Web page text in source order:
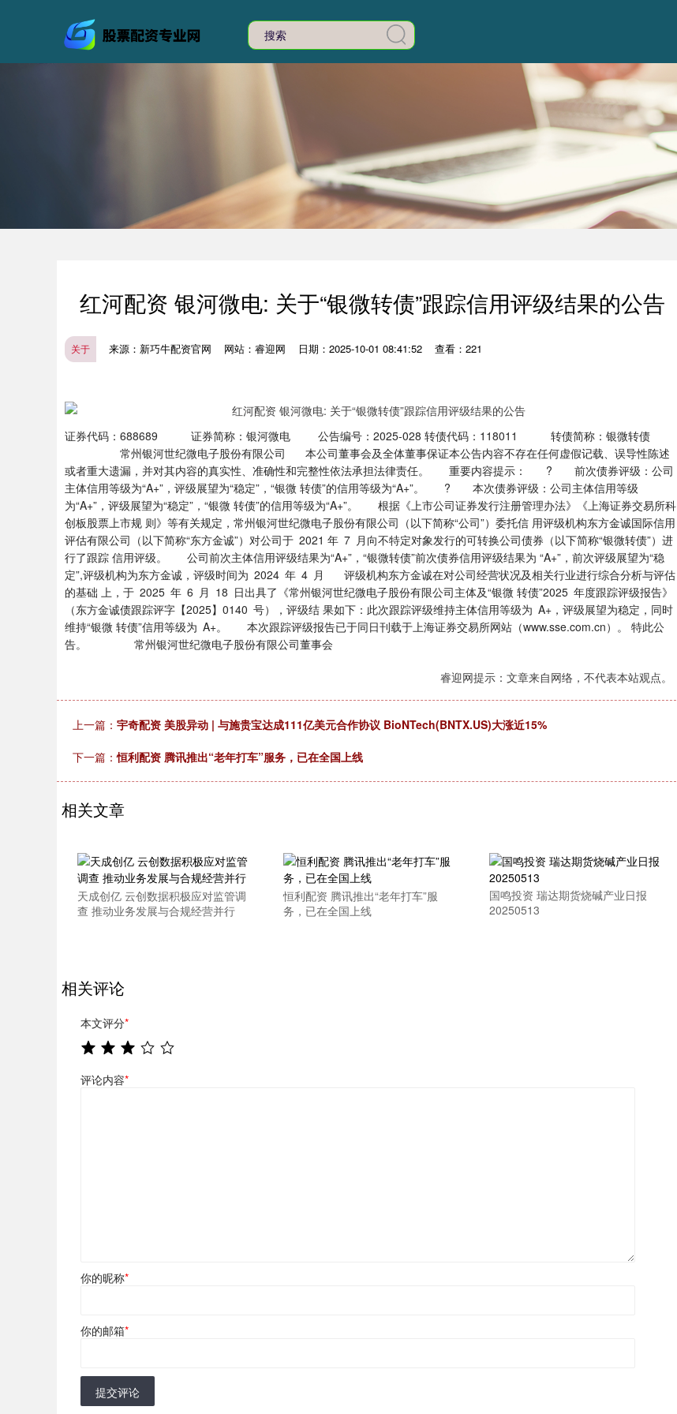
红河配资 银河微电: 关于“银微转债”跟踪信用评级结果的公告
关于 来源：新巧牛配资官网 网站：睿迎网 日期：2025-10-01 08:41:52 查看：221
证券代码：688689 证券简称：银河微电 公告编号：2025-028 转债代码：118011 转债简称：银微转债
常州银河世纪微电子股份有限公司 本公司董事会及全体董事保证本公告内容不存在任何虚假记载、误导性陈述
或者重大遗漏，并对其内容的真实性、准确性和完整性依法承担法律责任。 重要内容提示： ? 前次债券评级：公司
主体信用等级为“A+”，评级展望为“稳定”，“银微 转债”的信用等级为“A+”。 ? 本次债券评级：公司主体信用等级
为“A+”，评级展望为“稳定”，“银微 转债”的信用等级为“A+”。 根据《上市公司证券发行注册管理办法》《上海证券交易所科
创板股票上市规 则》等有关规定，常州银河世纪微电子股份有限公司（以下简称“公司”）委托信 用评级机构东方金诚国际信用
评估有限公司（以下简称“东方金诚”）对公司于 2021 年 7 月向不特定对象发行的可转换公司债券（以下简称“银微转债”）进
行了跟踪 信用评级。 公司前次主体信用评级结果为“A+”，“银微转债”前次债券信用评级结果为 “A+”，前次评级展望为“稳
定”,评级机构为东方金诚，评级时间为 2024 年 4 月 评级机构东方金诚在对公司经营状况及相关行业进行综合分析与评估
的基础 上，于 2025 年 6 月 18 日出具了《常州银河世纪微电子股份有限公司主体及“银微 转债”2025 年度跟踪评级报告》
（东方金诚债跟踪评字【2025】0140 号），评级结 果如下：此次跟踪评级维持主体信用等级为 A+，评级展望为稳定，同时
维持“银微 转债”信用等级为 A+。 本次跟踪评级报告已于同日刊载于上海证券交易所网站（www.sse.com.cn）。 特此公
告。 常州银河世纪微电子股份有限公司董事会
睿迎网提示：文章来自网络，不代表本站观点。
上一篇： 宇奇配资 美股异动 | 与施贵宝达成111亿美元合作协议 BioNTech(BNTX.US)大涨近15%
下一篇：恒利配资 腾讯推出“老年打车”服务，已在全国上线
相关文章
天成创亿 云创数据积极应对监管调
查 推动业务发展与合规经营并行
恒利配资 腾讯推出“老年打车”服
务，已在全国上线
国鸣投资 瑞达期货烧碱产业日报
20250513
相关评论
本文评分*
评论内容*
你的昵称*
你的邮箱*
提交评论
沪深300 4694.44 43.13 0.93%